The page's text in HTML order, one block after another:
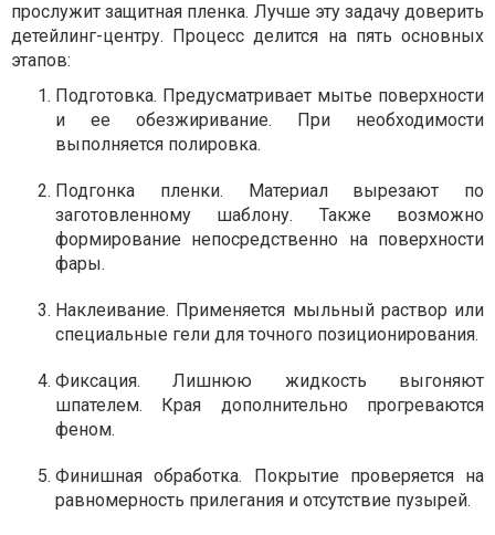
прослужит защитная пленка. Лучше эту задачу доверить
детейлинг-центру. Процесс делится на пять основных
этапов:
Подготовка. Предусматривает мытье поверхности
и ее обезжиривание. При необходимости
выполняется полировка.
Подгонка пленки. Материал вырезают по
заготовленному шаблону. Также возможно
формирование непосредственно на поверхности
фары.
Наклеивание. Применяется мыльный раствор или
специальные гели для точного позиционирования.
Фиксация. Лишнюю жидкость выгоняют
шпателем. Края дополнительно прогреваются
феном.
Финишная обработка. Покрытие проверяется на
равномерность прилегания и отсутствие пузырей.